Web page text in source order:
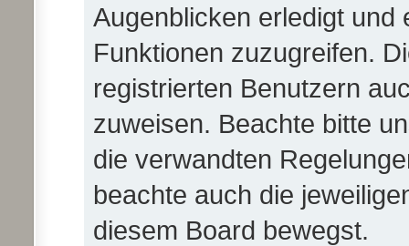
Augenblicken erledigt und
Funktionen zuzugreifen.
registrierten Benutzern
zuweisen. Beachte bitte
die verwandten
beachte auch die
diesem Board bewegst.